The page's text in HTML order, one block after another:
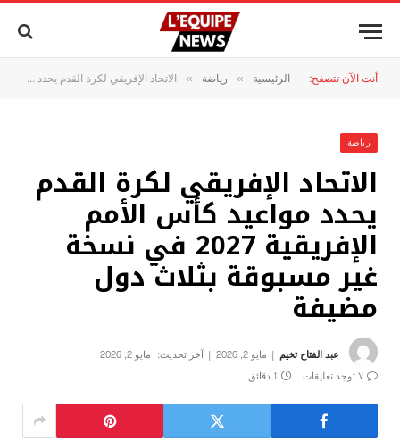
أنت الآن تتصفح: الرئيسية » رياضة » الاتحاد الإفريقي لكرة القدم يحدد مواعيد كأس الأمم الإفريقية 2027 في نسخة غير مسبوقة بثلاث دول مضيفة
رياضة
الاتحاد الإفريقي لكرة القدم
يحدد مواعيد كأس الأمم
الإفريقية 2027 في نسخة
غير مسبوقة بثلاث دول
مضيفة
عبد الفتاح تخيم مايو 2, 2026 آخر تحديث: مايو 2, 2026
لا توجد تعليقات
1 دقائق